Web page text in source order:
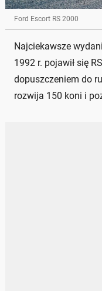
Ford Escort RS 2000
Najciekawsze
1992 r. pojawił się
dopuszczeniem do
rozwija 150 koni i